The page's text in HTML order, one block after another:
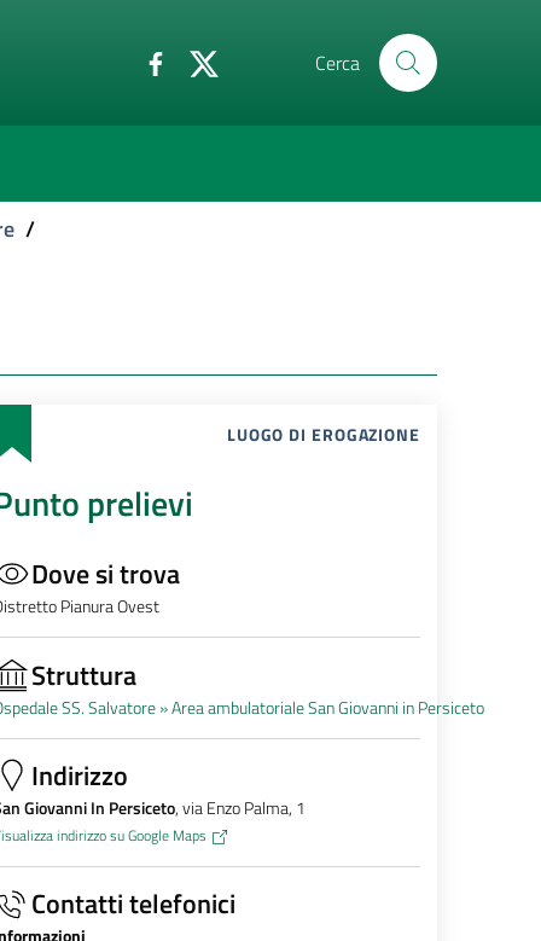
Cerca
/
LUOGO DI EROGAZIONE
prelievi
Dove si trova
Pianura Ovest
Struttura
SS. Salvatore »Area ambulatoriale San Giovanni in Persiceto
Indirizzo
Giovanni In Persiceto, via Enzo Palma, 1
indirizzo su Google Maps
Contatti telefonici